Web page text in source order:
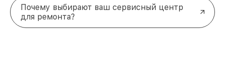
Почему выбирают ваш сервисный центр
для ремонта?